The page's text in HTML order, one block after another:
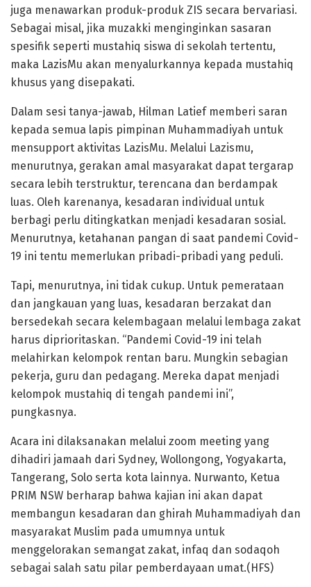
juga menawarkan produk-produk ZIS secara bervariasi.
Sebagai misal, jika muzakki menginginkan sasaran
spesifik seperti mustahiq siswa di sekolah tertentu,
maka LazisMu akan menyalurkannya kepada mustahiq
khusus yang disepakati.
Dalam sesi tanya-jawab, Hilman Latief memberi saran
kepada semua lapis pimpinan Muhammadiyah untuk
mensupport aktivitas LazisMu. Melalui Lazismu,
menurutnya, gerakan amal masyarakat dapat tergarap
secara lebih terstruktur, terencana dan berdampak
luas. Oleh karenanya, kesadaran individual untuk
berbagi perlu ditingkatkan menjadi kesadaran sosial.
Menurutnya, ketahanan pangan di saat pandemi Covid-
19 ini tentu memerlukan pribadi-pribadi yang peduli.
Tapi, menurutnya, ini tidak cukup. Untuk pemerataan
dan jangkauan yang luas, kesadaran berzakat dan
bersedekah secara kelembagaan melalui lembaga zakat
harus diprioritaskan. “Pandemi Covid-19 ini telah
melahirkan kelompok rentan baru. Mungkin sebagian
pekerja, guru dan pedagang. Mereka dapat menjadi
kelompok mustahiq di tengah pandemi ini”,
pungkasnya.
Acara ini dilaksanakan melalui zoom meeting yang
dihadiri jamaah dari Sydney, Wollongong, Yogyakarta,
Tangerang, Solo serta kota lainnya. Nurwanto, Ketua
PRIM NSW berharap bahwa kajian ini akan dapat
membangun kesadaran dan ghirah Muhammadiyah dan
masyarakat Muslim pada umumnya untuk
menggelorakan semangat zakat, infaq dan sodaqoh
sebagai salah satu pilar pemberdayaan umat.(HFS)